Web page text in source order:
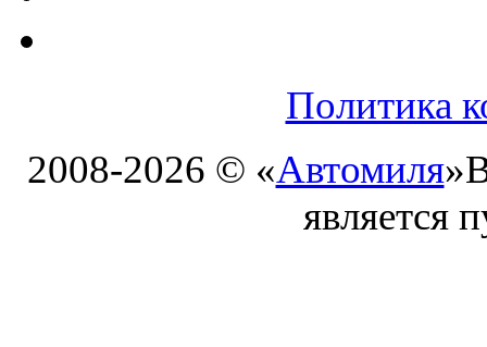
Политика
2008-2026 © «Автомиля»
является